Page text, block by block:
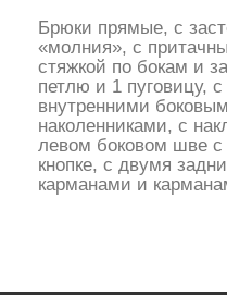
Брюки прямые, с
«молния», с
стяжкой по бокам и
петлю и 1 пуговицу,
внутренними
наколенниками, с
левом боковом шве с
кнопке, с двумя
карманами и